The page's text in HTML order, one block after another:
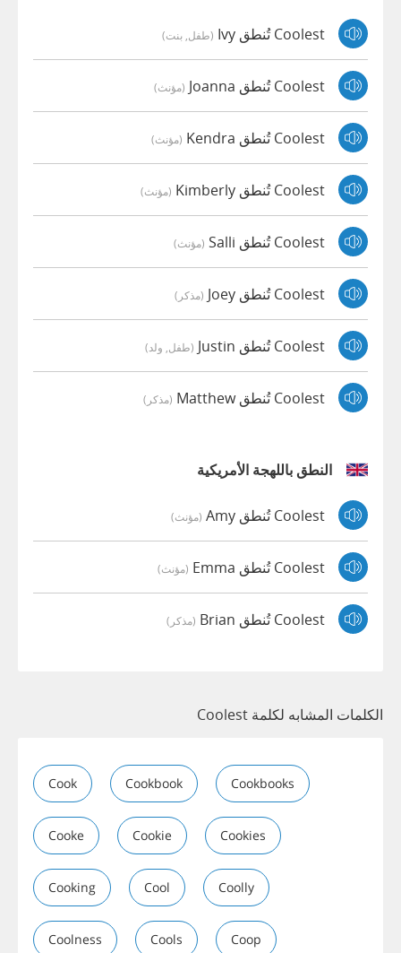
Coolest تُنطق Ivy (طفل, بنت)
Coolest تُنطق Joanna (مؤنث)
Coolest تُنطق Kendra (مؤنث)
Coolest تُنطق Kimberly (مؤنث)
Coolest تُنطق Salli (مؤنث)
Coolest تُنطق Joey (مذكر)
Coolest تُنطق Justin (طفل, ولد)
Coolest تُنطق Matthew (مذكر)
النطق باللهجة الأمريكية
Coolest تُنطق Amy (مؤنث)
Coolest تُنطق Emma (مؤنث)
Coolest تُنطق Brian (مذكر)
الكلمات المشابه لكلمة Coolest
Cook Cookbook Cookbooks
Cooke Cookie Cookies
Cooking Cool Coolly
Coolness Cools Coop